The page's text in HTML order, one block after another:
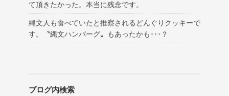
て頂きたかった。本当に残念です。
縄文人も食べていたと推察されるどんぐりクッキーで
す。〝縄文ハンバーグ〟もあったかも･･･？
ブログ内検索